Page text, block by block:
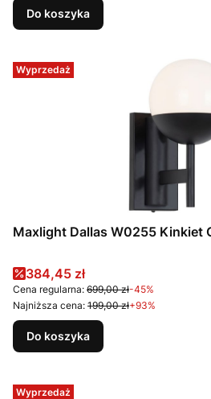
Do koszyka
Wyprzedaż
Maxlight Dallas W0255 Kinkiet
Cena promocyjna
384,45 zł
Cena regularna: 699,00 zł-45%
Najniższa cena: 199,00 zł+93%
Do koszyka
Wyprzedaż